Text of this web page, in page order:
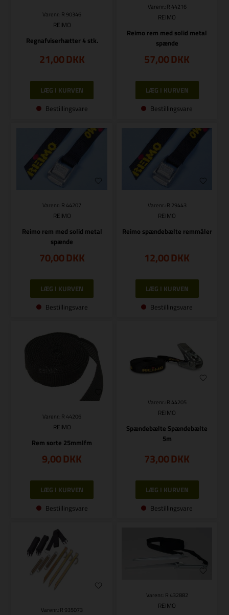
Varenr.: R 90346
REIMO
Regnafviserhætter 4 stk.
21,00DKK
Bestillingsvare
Varenr.: R 44216
REIMO
Reimo rem med solid metal
spænde
57,00DKK
Bestillingsvare
Varenr.: R 44207
REIMO
Reimo rem med solid metal
spænde
70,00DKK
Bestillingsvare
Varenr.: R 29443
REIMO
Reimo spændebælte remmåler
12,00DKK
Bestillingsvare
Varenr.: R 44206
REIMO
Rem sorte 25mmlfm
9,00DKK
Bestillingsvare
Varenr.: R 44205
REIMO
Spændebælte Spændebælte
5m
73,00DKK
Bestillingsvare
Varenr.: R 935073
Varenr.: R 432882
REIMO